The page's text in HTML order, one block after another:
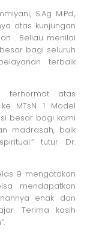
S.Ag M.Pd.,
atas kunjungan
. Beliau menilai
bagi seluruh
terbaik
terhormat atas
MTsN 1 Model
besar bagi kami
madrasah, baik
tutur Dr.
9 mengatakan
mendapatkan
enak dan
Terima kasih